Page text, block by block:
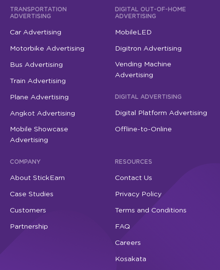
TRANSPORTATION
ADVERTISING
Car Advertising
Motorbike Advertising
Bus Advertising
Train Advertising
Plane Advertising
Angkot Advertising
Mobile Showcase
Advertising
DIGITAL OUT-OF-HOME
ADVERTISING
MobileLED
Digitron Advertising
Vending Machine
Advertising
DIGITAL ADVERTISING
Digital Platform Advertising
Offline-to-Online
COMPANY
About StickEarn
Case Studies
Customers
Partnership
RESOURCES
Contact Us
Privacy Policy
Terms and Conditions
FAQ
Careers
Kosakata